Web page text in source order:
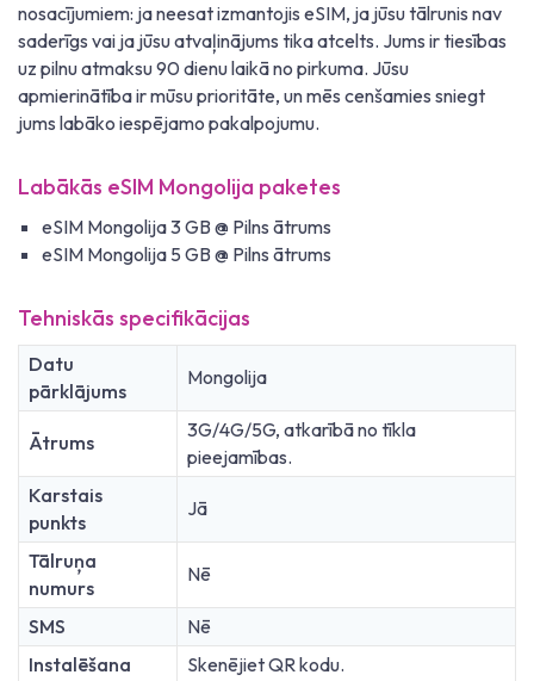
nosacījumiem: ja neesat izmantojis eSIM, ja jūsu tālrunis nav
saderīgs vai ja jūsu atvaļinājums tika atcelts. Jums ir tiesības
uz pilnu atmaksu 90 dienu laikā no pirkuma. Jūsu
apmierinātība ir mūsu prioritāte, un mēs cenšamies sniegt
jums labāko iespējamo pakalpojumu.
Labākās eSIM Mongolija paketes
eSIM Mongolija 3 GB @ Pilns ātrums
eSIM Mongolija 5 GB @ Pilns ātrums
Tehniskās specifikācijas
Datu
pārklājums
Mongolija
Ātrums
3G/4G/5G, atkarībā no tīkla
pieejamības.
Karstais
punkts
Jā
Tālruņa
numurs
Nē
SMS
Nē
Instalēšana
Skenējiet QR kodu.